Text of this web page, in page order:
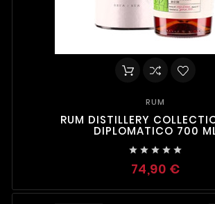
RUM
RUM DISTILLERY
DIPLOMATICO 700
    
74,90 €